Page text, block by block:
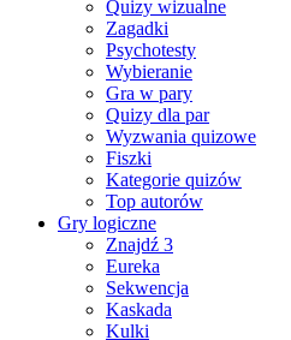
Quizy wizualne
Zagadki
Psychotesty
Wybieranie
Gra w pary
Quizy dla par
Wyzwania quizowe
Fiszki
Kategorie quizów
Top autorów
Gry logiczne
Znajdź 3
Eureka
Sekwencja
Kaskada
Kulki